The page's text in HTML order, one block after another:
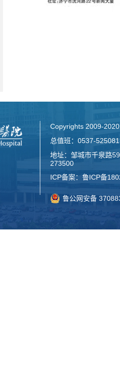
Copyrights 2009-
总值班：0537-
地址：邹城市千泉路
273500
ICP备案： 鲁ICP备
鲁公网安备